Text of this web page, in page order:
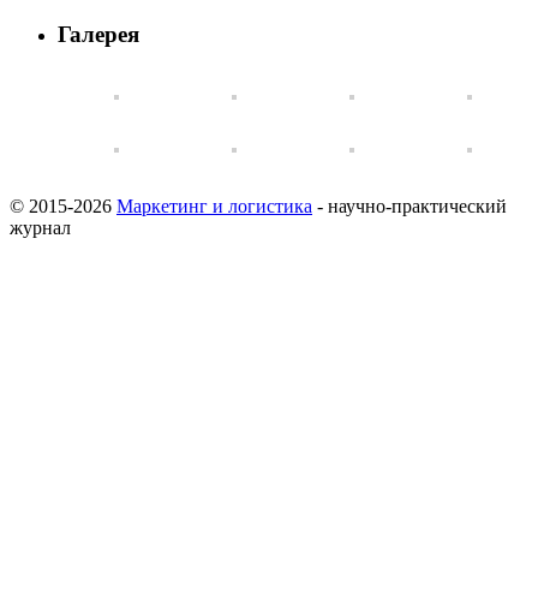
Галерея
© 2015-2026 Маркетинг и логистика - научно-практический
журнал